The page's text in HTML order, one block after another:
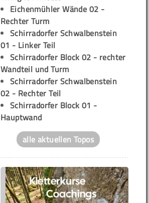
Eichenmühler Wände 02 -
Rechter Turm
Schirradorfer Schwalbenstein
01 - Linker Teil
Schirradorfer Block 02 - rechter
Wandteil und Turm
Schirradorfer Schwalbenstein
02 - Rechter Teil
Schirradorfer Block 01 -
Hauptwand
alle aktuellen Topos